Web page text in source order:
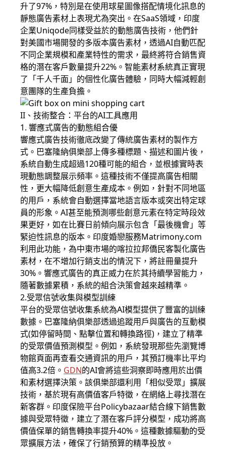
升了97%，特別是在使用球星圖像搭配情境化訊息的
靜態廣告素材上表現尤為突出。在SaaS領域，印度
企業Uniqode同樣受益於的動態廣告技術，他們針
對美國市場開發的多版本廣告素材，透過AI自動匹配
不同企業規模和產業特性的需求，最終將符合銷售資
格的潛在客戶數量提升22%。智能素材系統真正實現
了「千人千面」的個性化廣告體驗，同時大幅減輕創
意團隊的生產負擔。
II、技術整合：平台的AI工具應用
1. 響應式廣告的動態組合優
響應式廣告技術徹底改變了傳統廣告素材的製作方
式。巴塞隆納俱樂部上傳多種標題、描述和圖片後，
系統自動生成超過120種可能的組合，並根據實時表
現動態調整展示頻率。這種技術不僅提高廣告相關
性，更大幅降低創意生產成本。例如，針對不同地區
的用戶，系統會自動選擇當地語言版本或突出特定球
員的形象。AI甚至能預測哪些創意元素在特定時段效
果更好，如在比賽日前傾向展示包含「最後機會」等
緊迫性訊息的版本。印度婚戀服務Matrimony.com
利用此功能，為中東市場的喀拉拉邦僑民客製化廣告
素材，在不增加行銷支出的情況下，將註冊量提升
30%。響應式廣告的真正威力在於其持續學習能力，
隨著數據累積，系統的組合決策會越來越精準。
2.受眾信號收集與模型訓練
平台的受眾信號收集系統為AI模型提供了豐富的訓練
數據。巴塞隆納俱樂部透過追蹤用戶與廣告的互動模
式(如停留時間、點擊位置和轉換路徑)，建立了精準
的受眾價值預測模型。例如，系統發現那些先瀏覽博
物館頁面再查看交通資訊的用戶，其預訂機率比平均
值高3.2倍。 GDN的AI會將這些洞察即時應用於出價
和素材選擇決策。該俱樂部還利用「相似受眾」擴展
技術，基於現有高價值客戶特徵，在網絡上尋找潛在
新客群。印度保險平台Policybazaar結合線下銷售數
據與受眾特徵，建立了潛在客戶評分模型，成功將高
價值保單的銷售轉換率提升40%。這種數據驅動的受
眾擴展方法，確保了行銷預算的精準投放。